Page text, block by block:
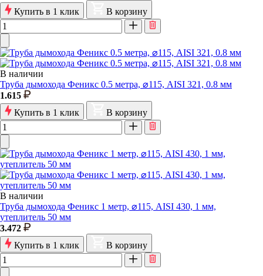
Купить в 1 клик
В корзину
В наличии
Труба дымохода Феникс 0.5 метра, ⌀115, AISI 321, 0.8 мм
1.615
Купить в 1 клик
В корзину
В наличии
Труба дымохода Феникс 1 метр, ⌀115, AISI 430, 1 мм,
утеплитель 50 мм
3.472
Купить в 1 клик
В корзину